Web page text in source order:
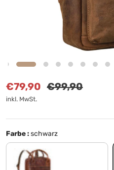
Verkaufspreis
€79,90 Normaler Preis
€99,90
inkl. MwSt.
Farbe :schwarz